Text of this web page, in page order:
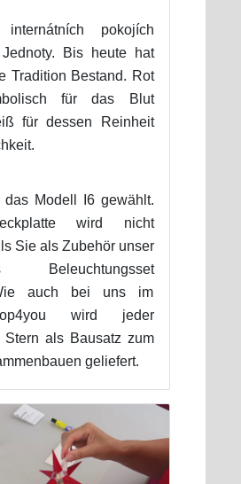
pokojích
Bis heute hat
Tradition Bestand. Rot
für das Blut
für dessen Reinheit
das Modell I6 gewählt.
wird nicht
Sie als Zubehör unser
Beleuchtungsset
auch bei uns im
wird jeder
Stern als Bausatz zum
geliefert.